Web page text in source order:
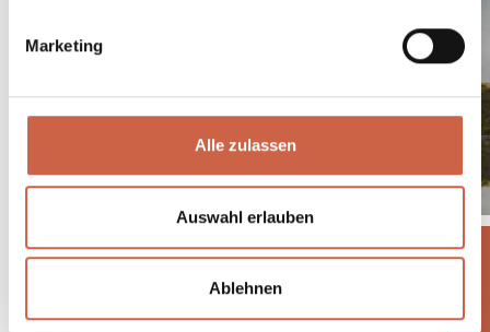
Marketing
Alle zulassen
Auswahl erlauben
Ablehnen